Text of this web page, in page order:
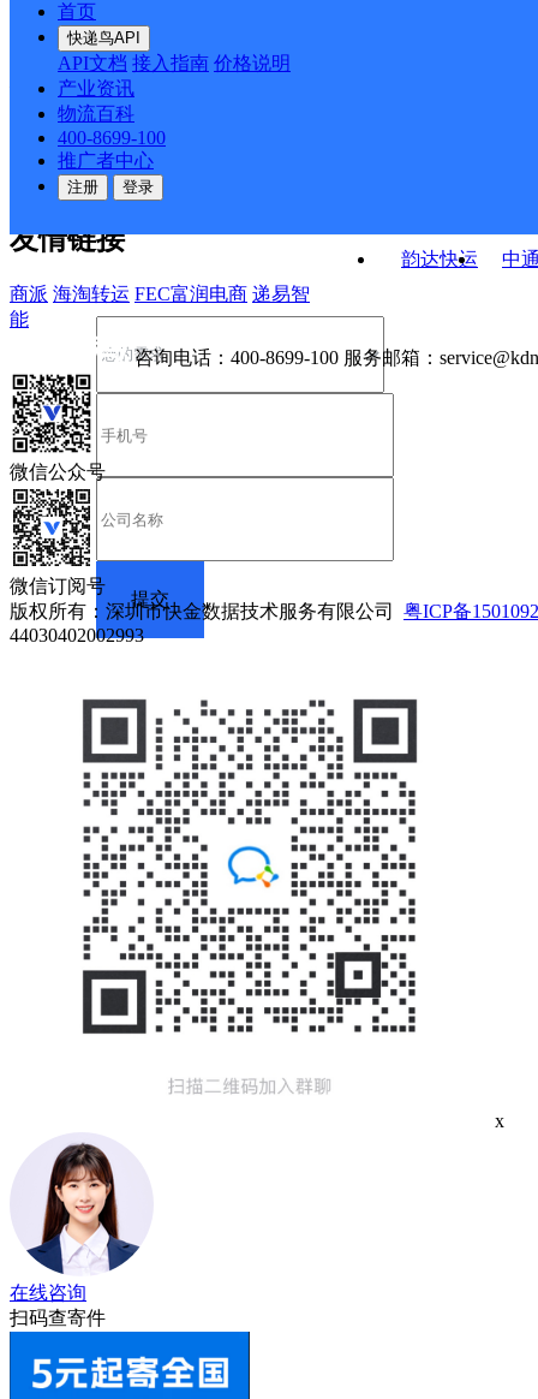
首页
快递鸟API
API文档 接入指南 价格说明
产业资讯
物流百科
400-8699-100
推广者中心
注册 登录
韵达快运
中
API接口 DEMO下载
关于我们
公司介绍 企业动态
合作伙伴 快递鸟接口服务协议
户隐私政策
友情链接
商派 海淘转运 FEC富润电商 递易智
能
咨询电话： 400-8699-100 服务邮箱：
微信公众号
微信订阅号
版权所有：深圳市快金数据技术服务有限公司 粤ICP备
44030402002993
x
在线咨询
扫码查寄件